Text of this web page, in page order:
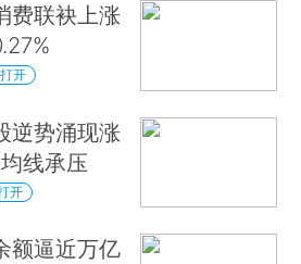
费联袂上涨
开
逆势涌现涨
线承压
开
额逼近万亿